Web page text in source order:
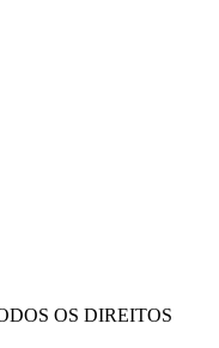
OS DIREITOS